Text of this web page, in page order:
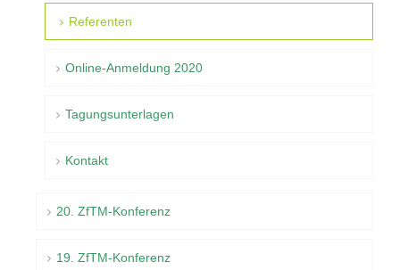
Referenten
Online-Anmeldung 2020
Tagungsunterlagen
Kontakt
20. ZfTM-Konferenz
19. ZfTM-Konferenz